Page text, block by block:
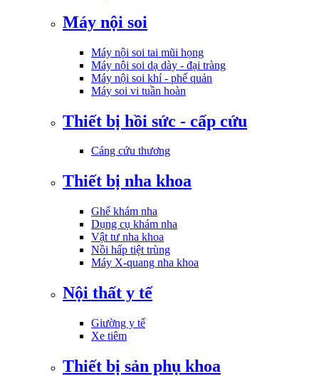
Máy nội soi
Máy nội soi tai mũi họng
Máy nội soi dạ dày - đại tràng
Máy nội soi khí - phế quản
Máy soi vi tuần hoàn
Thiết bị hồi sức - cấp cứu
Cáng cứu thương
Thiết bị nha khoa
Ghế khám nha
Dụng cụ khám nha
Vật tư nha khoa
Nồi hấp tiệt trùng
Máy X-quang nha khoa
Nội thất y tế
Giường y tế
Xe tiêm
Thiết bị sản phụ khoa